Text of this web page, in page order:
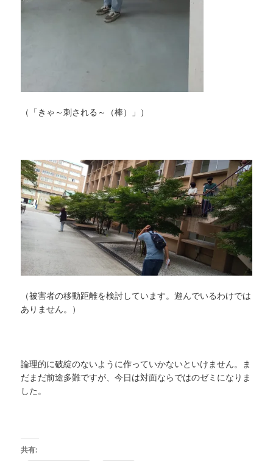
（「きゃ～刺される～（棒）」）
（被害者の移動距離を検討しています。遊んでいるわけでは
ありません。）
論理的に破綻のないように作っていかないといけません。ま
だまだ前途多難ですが、今日は対面ならではのゼミになりま
した。
共有: